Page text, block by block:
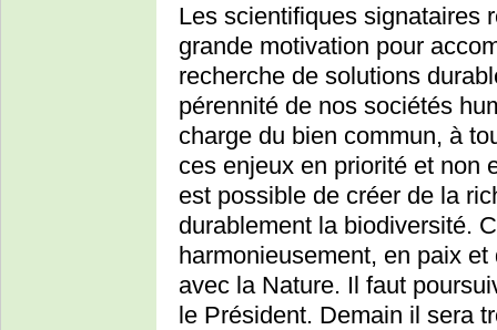
Les scientifiques signataires
grande motivation pour
recherche de solutions
pérennité de nos sociétés
charge du bien commun, à
ces enjeux en priorité et non
est possible de créer de la
durablement la biodiversité.
harmonieusement, en paix
avec la Nature. Il faut
le Président. Demain il sera